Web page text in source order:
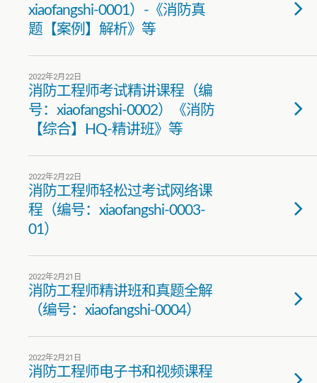
xiaofangshi-0001）-《消防真
题【案例】解析》等
2022年2月22日
消防工程师考试精讲课程（编
号：xiaofangshi-0002）《消防
【综合】HQ-精讲班》等
2022年2月22日
消防工程师轻松过考试网络课
程（编号：xiaofangshi-0003-
01）
2022年2月21日
消防工程师精讲班和真题全解
（编号：xiaofangshi-0004）
2022年2月21日
消防工程师电子书和视频课程